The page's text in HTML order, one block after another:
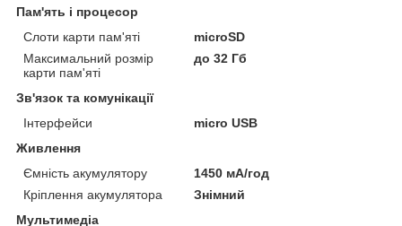
Пам'ять і процесор
Слоти карти пам'яті
microSD
Максимальний розмір
карти пам'яті
до 32 Гб
Зв'язок та комунікації
Інтерфейси
micro USB
Живлення
Ємність акумулятору
1450 мА/год
Кріплення акумулятора
Знімний
Мультимедіа